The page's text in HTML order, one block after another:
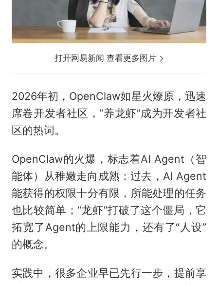
打开网易新闻 查看更多图片
2026年初，OpenClaw如星火燎原，迅速
席卷开发者社区，“养龙虾”成为开发者社
区的热词。
OpenClaw的火爆，标志着AI Agent（智
能体）从稚嫩走向成熟：过去，AI Agent
能获得的权限十分有限，所能处理的任务
也比较简单；“龙虾”打破了这个僵局，它
拓宽了Agent的上限能力，还有了“人设”
的概念。
实践中，很多企业早已先行一步，提前享